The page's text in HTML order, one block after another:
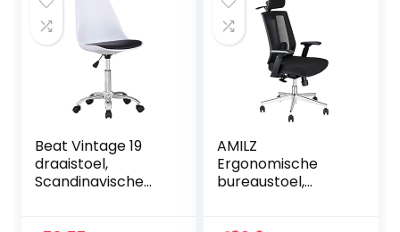
Beat Vintage 19
draaistoel,
Scandinavische
AMILZ
Ergonomische
bureaustoel,